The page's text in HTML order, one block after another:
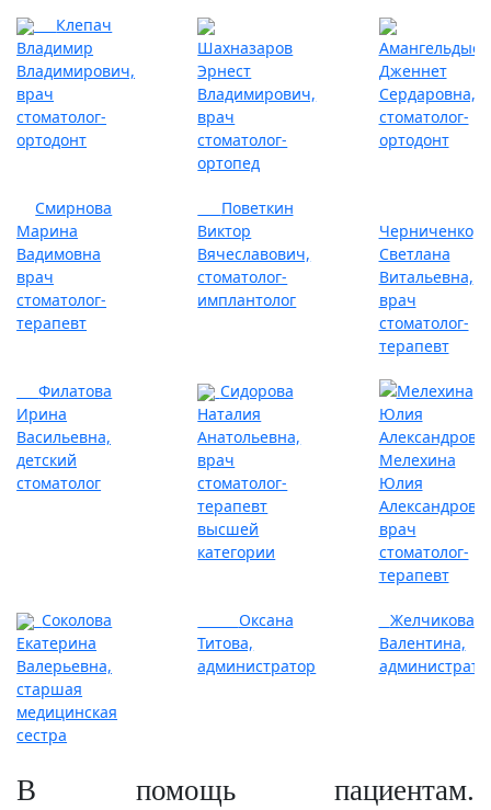
Клепач
Владимир
Владимирович,
врач
стоматолог-
ортодонт
Шахназаров
Эрнест
Владимирович,
врач
стоматолог-
ортопед
Дженнет
Сердаровна,
стоматолог-
ортодонт
Смирнова
Марина
Вадимовна
врач
стоматолог-
терапевт
Поветкин
Виктор
Вячеславович,
стоматолог-
имплантолог
Черниченко
Светлана
Витальевна,
врач
стоматолог-
терапевт
Филатова
Ирина
Васильевна,
детский
стоматолог
Сидорова
Наталия
Анатольевна,
врач
стоматолог-
терапевт
высшей
категории
Мелехина
Юлия
врач
стоматолог-
терапевт
Соколова
Екатерина
Валерьевна,
старшая
медицинская
сестра
Оксана
Титова,
администратор
Желчикова
Валентина,
В помощь пациентам.